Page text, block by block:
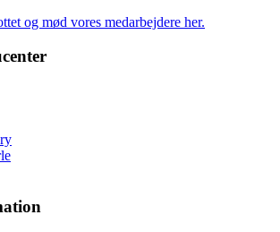
og mød vores medarbejdere her.